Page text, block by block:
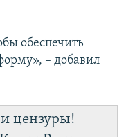
обеспечить
– добавил
цензуры!